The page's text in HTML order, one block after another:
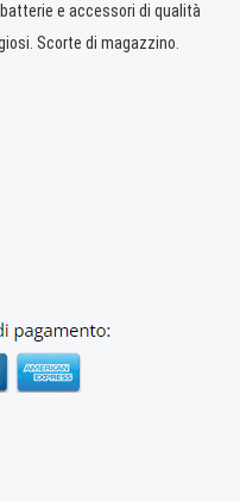
e accessori di qualità
Scorte di magazzino.